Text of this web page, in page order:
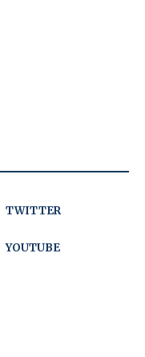
TWITTER
YOUTUBE